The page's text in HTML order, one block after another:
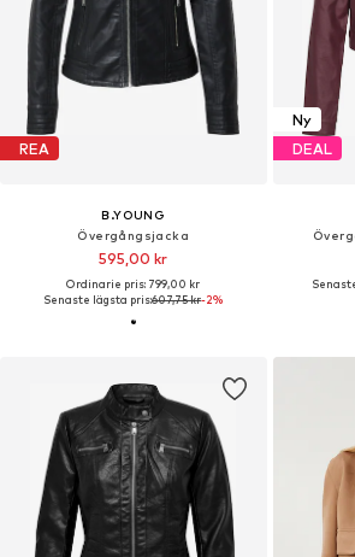
REA
B.YOUNG
Övergångsjacka
595,00 kr
Ordinarie pris: 799,00 kr
Senaste lägsta pris:607,75 kr-2%
Ny
DEAL